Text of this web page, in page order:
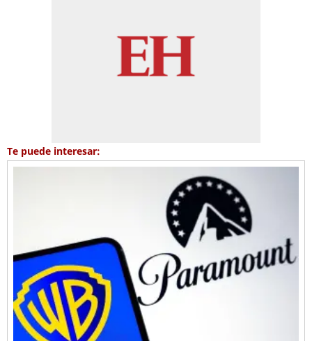
Te puede interesar: